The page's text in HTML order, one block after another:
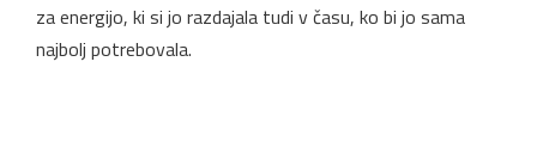
za energijo, ki si jo razdajala tudi v času, ko bi jo sama
najbolj potrebovala.